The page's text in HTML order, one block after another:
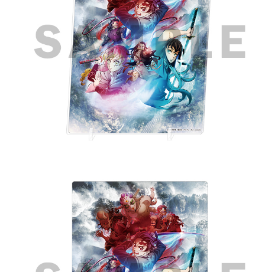
NT$65/order | Free shipping on orders of NT$1,300 or more
宅配-木棉花樂園專用
NT$100/order | Free shipping on orders of NT$1,300 or more
宅配-離島(澎湖/金門/馬祖)-木棉花樂園專用
黑貓宅配-貨到付款